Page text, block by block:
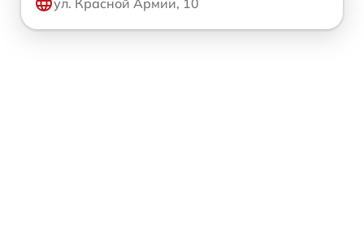
ул. Красной Армии, 10